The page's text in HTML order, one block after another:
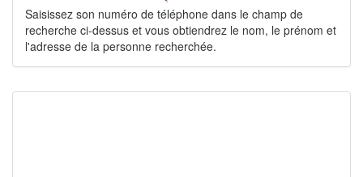
Saisissez son numéro de téléphone dans le champ de
recherche ci-dessus et vous obtiendrez le nom, le prénom et
l'adresse de la personne recherchée.